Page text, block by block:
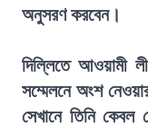
অনুসরণ করবেন।
দিল্লিতে আওয়ামী
সম্মেলনে অংশ
সেখানে তিনি